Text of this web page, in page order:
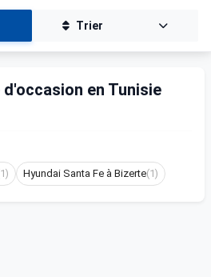
Trier
d'occasion en Tunisie
Hyundai Santa Fe à Bizerte(1)